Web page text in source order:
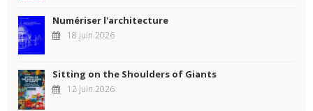
Numériser l'architecture
18 juin 2026
Sitting on the Shoulders of Giants
12 juin 2026